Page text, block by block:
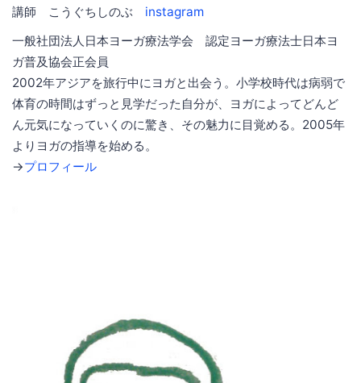
講師 こうぐちしのぶ instagram
一般社団法人日本ヨーガ療法学会 認定ヨーガ療法士日本ヨ
ガ普及協会正会員
2002年アジアを旅行中にヨガと出会う。小学校時代は病弱で
体育の時間はずっと見学だった自分が、ヨガによってどんど
ん元気になっていくのに驚き、その魅力に目覚める。2005年
よりヨガの指導を始める。
→プロフィール